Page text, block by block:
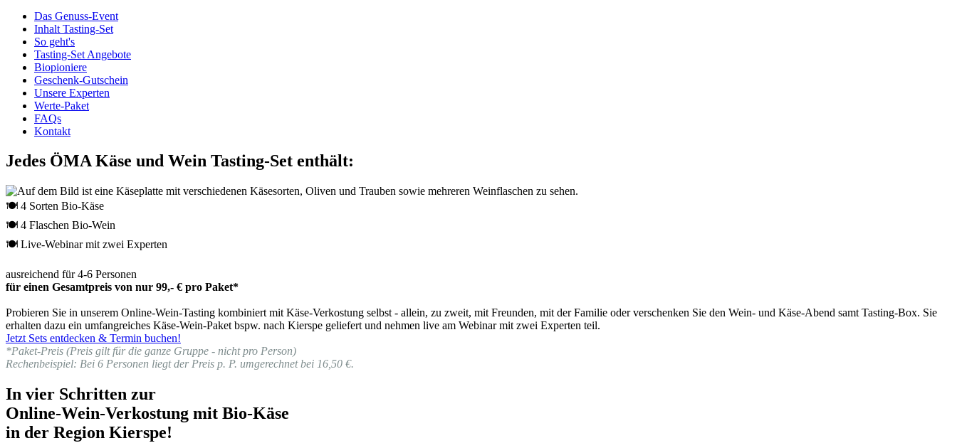
Das Genuss-Event
Inhalt Tasting-Set
So geht's
Tasting-Set Angebote
Biopioniere
Geschenk-Gutschein
Unsere Experten
Werte-Paket
FAQs
Kontakt
Jedes ÖMA Käse und Wein Tasting-Set enthält:
🍽 4 Sorten Bio-Käse
🍽 4 Flaschen Bio-Wein
🍽 Live-Webinar mit zwei Experten
ausreichend für 4-6 Personen
für einen Gesamtpreis von nur 99,- € pro Paket*
Probieren Sie in unserem Online-Wein-Tasting kombiniert mit Käse-Verkostung selbst - allein, zu zweit, mit Freunden, mit der Familie oder verschenken Sie den Wein- und Käse-Abend samt Tasting-Box. Sie
erhalten dazu ein umfangreiches Käse-Wein-Paket bspw. nach Kierspe geliefert und nehmen live am Webinar mit zwei Experten teil.
Jetzt Sets entdecken & Termin buchen!
*Paket-Preis (Preis gilt für die ganze Gruppe - nicht pro Person)
Rechenbeispiel: Bei 6 Personen liegt der Preis p. P. umgerechnet bei 16,50 €.
In vier Schritten zur
Online-Wein-Verkostung mit Bio-Käse
in der Region Kierspe!